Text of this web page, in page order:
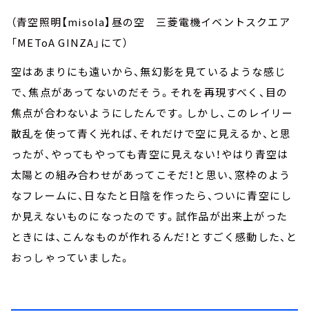
（青空照明【misola】昼の空 三菱電機イベントスクエア
「METoA GINZA」にて）
空はあまりにも遠いから、無幻影を見ているような感じ
で、焦点があってないのだそう。それを再現すべく、目の
焦点が合わないようにしたんです。しかし、このレイリー
散乱を使って青く光れば、それだけで空に見えるか、と思
ったが、やってもやっても青空に見えない！やはり青空は
太陽との組み合わせがあってこそだ！と思い、窓枠のよう
なフレームに、日なたと日陰を作ったら、ついに青空にし
か見えないものになったのです。試作品が出来上がった
ときには、こんなものが作れるんだ！とすごく感動した、と
おっしゃっていました。